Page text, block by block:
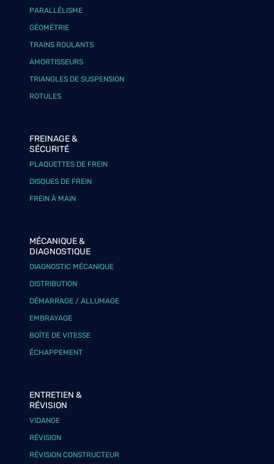
PARALLÉLISME
GÉOMÉTRIE
TRAINS ROULANTS
AMORTISSEURS
TRIANGLES DE SUSPENSION
ROTULES
FREINAGE &
SÉCURITÉ
PLAQUETTES DE FREIN
DISQUES DE FREIN
FREIN À MAIN
MÉCANIQUE &
DIAGNOSTIQUE
DIAGNOSTIC MÉCANIQUE
DISTRIBUTION
DÉMARRAGE / ALLUMAGE
EMBRAYAGE
BOÎTE DE VITESSE
ÉCHAPPEMENT
ENTRETIEN &
RÉVISION
VIDANGE
RÉVISION
RÉVISION CONSTRUCTEUR